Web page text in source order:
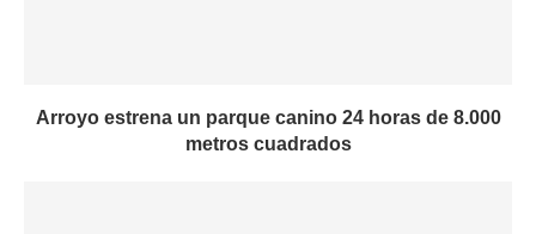
Arroyo estrena un parque canino 24 horas de 8.000
metros cuadrados